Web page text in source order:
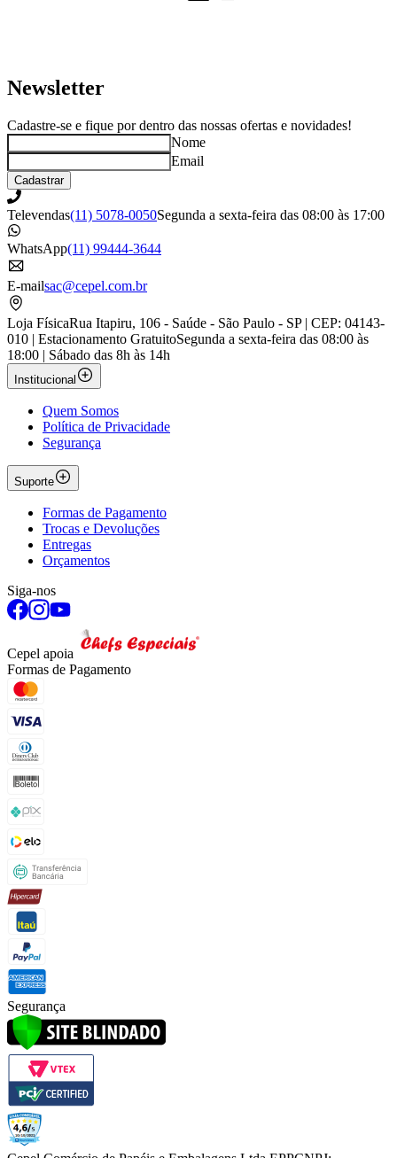
Newsletter
Cadastre-se e fique por dentro das nossas ofertas e novidades!
Nome
Email
Cadastrar
Televendas(11) 5078-0050Segunda a sexta-feira das 08:00 às 17:00
WhatsApp(11) 99444-3644
E-mailsac@cepel.com.br
Loja FísicaRua Itapiru, 106 - Saúde - São Paulo - SP | CEP: 04143-
010 | Estacionamento GratuitoSegunda a sexta-feira das 08:00 às
18:00 | Sábado das 8h às 14h
Institucional
Quem Somos
Política de Privacidade
Segurança
Suporte
Formas de Pagamento
Trocas e Devoluções
Entregas
Orçamentos
Siga-nos
Cepel apoia
Formas de Pagamento
Segurança